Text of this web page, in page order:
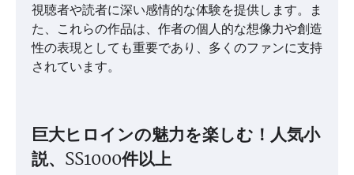
視聴者や読者に深い感情的な体験を提供します。ま
た、これらの作品は、作者の個人的な想像力や創造
性の表現としても重要であり、多くのファンに支持
されています。
巨大ヒロインの魅力を楽しむ！人気小
説、SS1000件以上